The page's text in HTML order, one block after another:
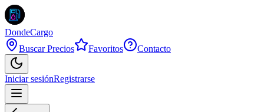
DondeCargo
Buscar Precios
Favoritos Contacto
Iniciar sesiónRegistrarse